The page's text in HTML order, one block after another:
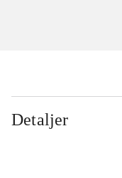
Detaljer